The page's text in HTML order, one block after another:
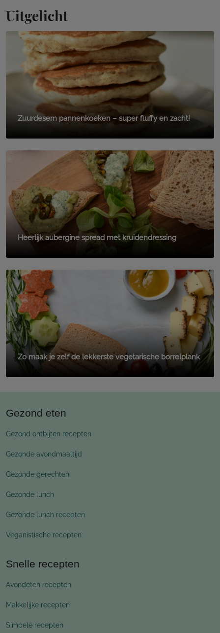
Uitgelicht
Zuurdesem pannenkoeken – super fluffy en zacht!
Heerlijk aubergine spread met kruidendressing
Zo maak je zelf de lekkerste vegetarische borrelplank
Gezond eten
Gezond ontbijten recepten
Gezonde avondmaaltijd
Gezonde gerechten
Gezonde lunch
Gezonde lunch recepten
Veganistische recepten
Snelle recepten
Avondeten recepten
Makkelijke recepten
Simpele recepten